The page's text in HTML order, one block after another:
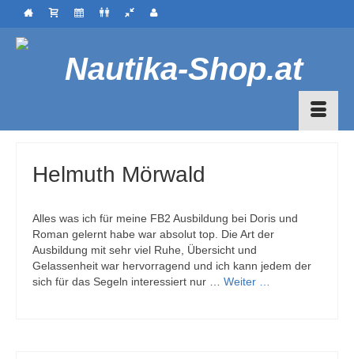
Helmuth Mörwald
Alles was ich für meine FB2 Ausbildung bei Doris und
Roman gelernt habe war absolut top. Die Art der
Ausbildung mit sehr viel Ruhe, Übersicht und
Gelassenheit war hervorragend und ich kann jedem der
sich für das Segeln interessiert nur … Weiter …